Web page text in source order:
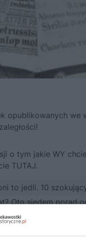
opublikowanych we
o tym jakie WY
TUTAJ.
to jedli. 10
Oto siedem porad
szans. Sześć